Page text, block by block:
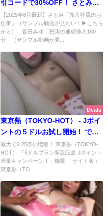
引コードで30%OFF！ さとみ出
演の「新入社員のお仕事」も新
登場!! | カリビアンコム【2025年
8月最新版】
【2025年8月最新】さとみ「新入社員のお
仕事」（サンプル動画が見たい！▶こちら
から） 森田みゆ「怒涛の連続挿入180
分」（サンプル動画が見...
Deals
東京熱（TOKYO-HOT） - Jポイ
ントの５ドルお試し開始！ で、J
ポイント増量の大キャンペーン
も開始！
最大で2.25倍の増量！ 東京熱（TOKYO-
HOT） 「5ドルプラン新設記念 Jポイント
増量キャンペーン！」概要 サイト名：
東京熱（TO...